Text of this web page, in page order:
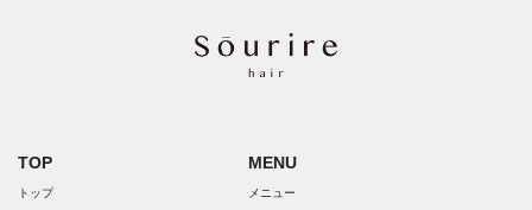
TOP
トップ
MENU
メニュー